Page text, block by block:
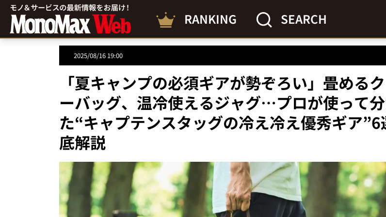
RANKING SEARCH
2025/08/16 19:00
「夏キャンプの必須ギアが勢ぞろい」畳める
ーバッグ、温冷使えるジャグ…プロが使って
た“キャプテンスタッグの冷え冷え優秀ギア”6
底解説